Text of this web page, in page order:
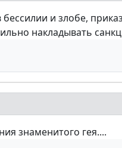
и злобе,
накладывать
знаменитого гея....